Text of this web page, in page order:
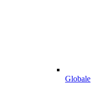
Globale